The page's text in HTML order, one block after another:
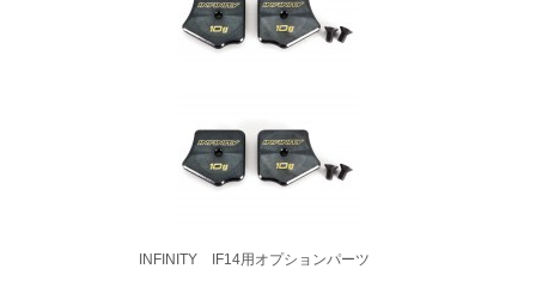
INFINITY IF14用オプションパーツ